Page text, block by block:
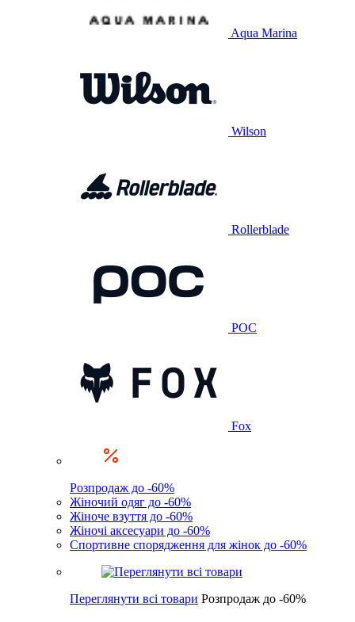
Aqua Marina
Wilson
Rollerblade
POC
Fox
Розпродаж до -60%
Жіночий одяг до -60%
Жіноче взуття до -60%
Жіночі аксесуари до -60%
Спортивне спорядження для жінок до -60%
Переглянути всі товари Розпродаж до -60%